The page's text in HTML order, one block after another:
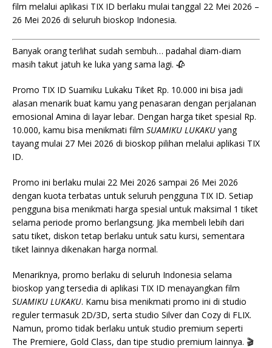
film melalui aplikasi TIX ID berlaku mulai tanggal 22 Mei 2026 –
26 Mei 2026 di seluruh bioskop Indonesia.
Banyak orang terlihat sudah sembuh… padahal diam-diam
masih takut jatuh ke luka yang sama lagi. 🥀
Promo TIX ID Suamiku Lukaku Tiket Rp. 10.000 ini bisa jadi
alasan menarik buat kamu yang penasaran dengan perjalanan
emosional Amina di layar lebar. Dengan harga tiket spesial Rp.
10.000, kamu bisa menikmati film SUAMIKU LUKAKU yang
tayang mulai 27 Mei 2026 di bioskop pilihan melalui aplikasi TIX
ID.
Promo ini berlaku mulai 22 Mei 2026 sampai 26 Mei 2026
dengan kuota terbatas untuk seluruh pengguna TIX ID. Setiap
pengguna bisa menikmati harga spesial untuk maksimal 1 tiket
selama periode promo berlangsung. Jika membeli lebih dari
satu tiket, diskon tetap berlaku untuk satu kursi, sementara
tiket lainnya dikenakan harga normal.
Menariknya, promo berlaku di seluruh Indonesia selama
bioskop yang tersedia di aplikasi TIX ID menayangkan film
SUAMIKU LUKAKU. Kamu bisa menikmati promo ini di studio
reguler termasuk 2D/3D, serta studio Silver dan Cozy di FLIX.
Namun, promo tidak berlaku untuk studio premium seperti
The Premiere, Gold Class, dan tipe studio premium lainnya. 🎬